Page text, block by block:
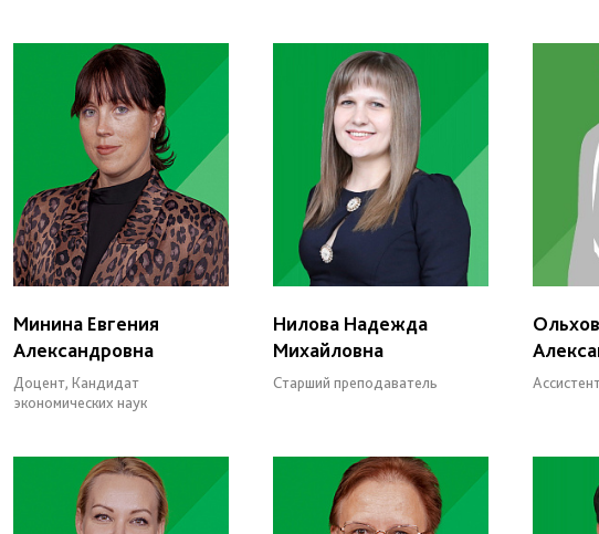
Минина Евгения
Александровна
Доцент, Кандидат
экономических наук
Нилова Надежда
Михайловна
Старший преподаватель